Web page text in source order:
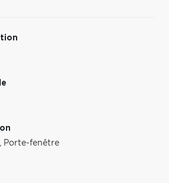
, Porte-fenêtre